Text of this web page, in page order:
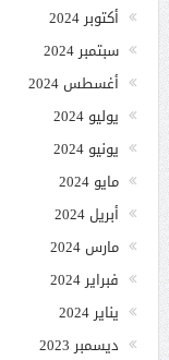
أكتوبر 2024
سبتمبر 2024
أغسطس 2024
يوليو 2024
يونيو 2024
مايو 2024
أبريل 2024
مارس 2024
فبراير 2024
يناير 2024
ديسمبر 2023